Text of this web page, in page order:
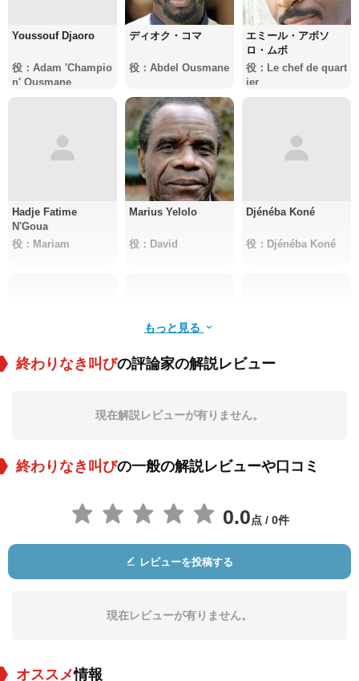
Youssouf Djaoro
役：Adam 'Champio
n' Ousmane
ディオク・コマ
役：Abdel Ousmane
エミール・アボソ
ロ・ムボ
役：Le chef de quart
ier
Hadje Fatime
N'Goua
役：Mariam
Marius Yelolo
役：David
Djénéba Koné
役：Djénéba Koné
役：Souad
役：Etienne
Mbaikoubou
Abdou Boukar
l
もっと見る
終わりなき叫びの評論家の解説レビュー
現在解説レビューが有りません。
終わりなき叫びの一般の解説レビューや口コミ
0.0点 / 0件
レビューを投稿する
現在レビューが有りません。
オススメ情報